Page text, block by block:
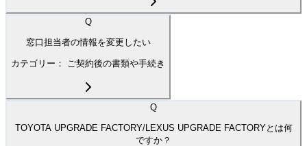
Q
窓口担当者の情報を変更したい
カテゴリー： ご契約後の書類や手続き
Q
TOYOTA UPGRADE FACTORY/LEXUS UPGRADE FACTORYとは何
ですか？